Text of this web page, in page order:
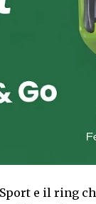
e il ring